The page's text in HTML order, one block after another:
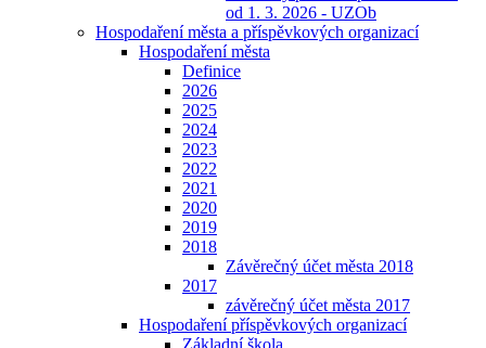
od 1. 3. 2026 - UZOb
Hospodaření města a příspěvkových organizací
Hospodaření města
Definice
2026
2025
2024
2023
2022
2021
2020
2019
2018
Závěrečný účet města 2018
2017
závěrečný účet města 2017
Hospodaření příspěvkových organizací
Základní škola